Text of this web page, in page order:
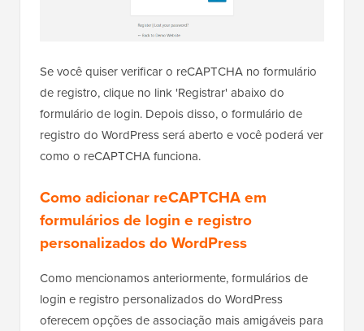
Se você quiser verificar o reCAPTCHA no formulário
de registro, clique no link 'Registrar' abaixo do
formulário de login. Depois disso, o formulário de
registro do WordPress será aberto e você poderá ver
como o reCAPTCHA funciona.
Como adicionar reCAPTCHA em
formulários de login e registro
personalizados do WordPress
Como mencionamos anteriormente, formulários de
login e registro personalizados do WordPress
oferecem opções de associação mais amigáveis para